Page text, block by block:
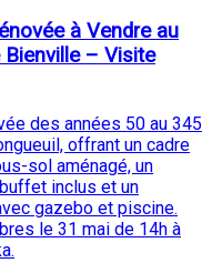
à Vendre au
– Visite
des années 50 au 345
offrant un cadre
sol aménagé, un
inclus et un
gazebo et piscine.
le 31 mai de 14h à